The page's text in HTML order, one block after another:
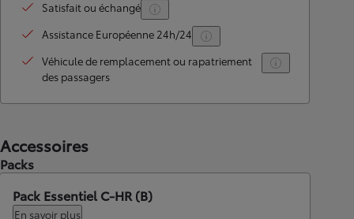
Satisfait ou échangé
Assistance Européenne 24h/24
Véhicule de remplacement ou rapatriement
des passagers
Accessoires
Packs
Pack Essentiel C-HR (B)
En savoir plus